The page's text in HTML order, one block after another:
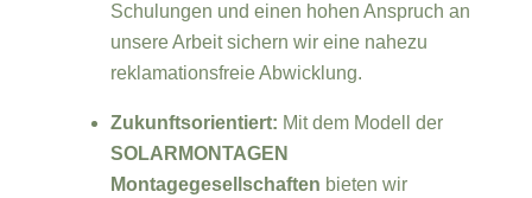
Schulungen und einen hohen Anspruch an
unsere Arbeit sichern wir eine nahezu
reklamationsfreie Abwicklung.
Zukunftsorientiert: Mit dem Modell der
SOLARMONTAGEN
Montagegesellschaften bieten wir